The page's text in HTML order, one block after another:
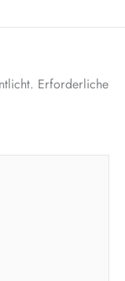
Erforderliche